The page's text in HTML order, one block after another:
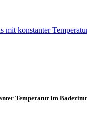
mit konstanter
Temperatur im